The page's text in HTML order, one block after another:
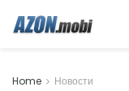
Home Новости